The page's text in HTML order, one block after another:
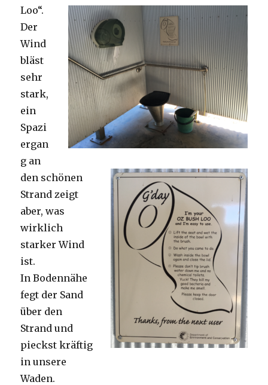
Loo“.
Der
Wind
bläst
sehr
stark,
ein
Spazi
ergan
g an
den schönen
Strand zeigt
aber, was
wirklich
starker Wind
ist.
In Bodennähe
fegt der Sand
über den
Strand und
pieckst kräftig
in unsere
Waden.